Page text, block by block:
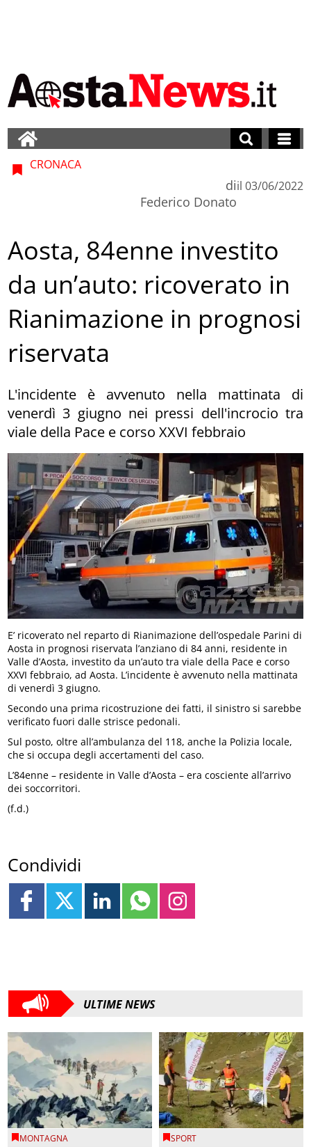
CRONACA
di
Federico Donato
il 03/06/2022
Aosta, 84enne investito
da un’auto: ricoverato in
Rianimazione in prognosi
riservata
L'incidente è avvenuto nella mattinata di
venerdì 3 giugno nei pressi dell'incrocio tra
viale della Pace e corso XXVI febbraio
E’ ricoverato nel reparto di Rianimazione dell’ospedale Parini di
Aosta in prognosi riservata l’anziano di 84 anni, residente in
Valle d’Aosta, investito da un’auto tra viale della Pace e corso
XXVI febbraio, ad Aosta. L’incidente è avvenuto nella mattinata
di venerdì 3 giugno.
Secondo una prima ricostruzione dei fatti, il sinistro si sarebbe
verificato fuori dalle strisce pedonali.
Sul posto, oltre all’ambulanza del 118, anche la Polizia locale,
che si occupa degli accertamenti del caso.
L’84enne – residente in Valle d’Aosta – era cosciente all’arrivo
dei soccorritori.
(f.d.)
Condividi
ULTIME NEWS
MONTAGNA SPORT